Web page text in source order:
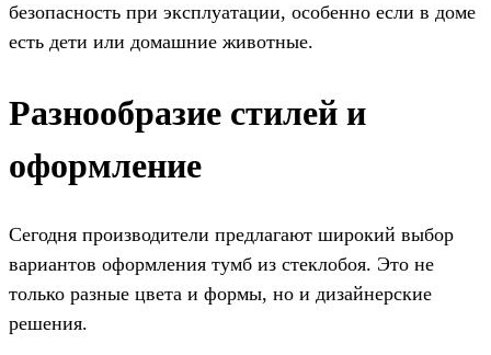
безопасность при эксплуатации, особенно если в доме
есть дети или домашние животные.
Разнообразие стилей и
оформление
Сегодня производители предлагают широкий выбор
вариантов оформления тумб из стеклобоя. Это не
только разные цвета и формы, но и дизайнерские
решения.